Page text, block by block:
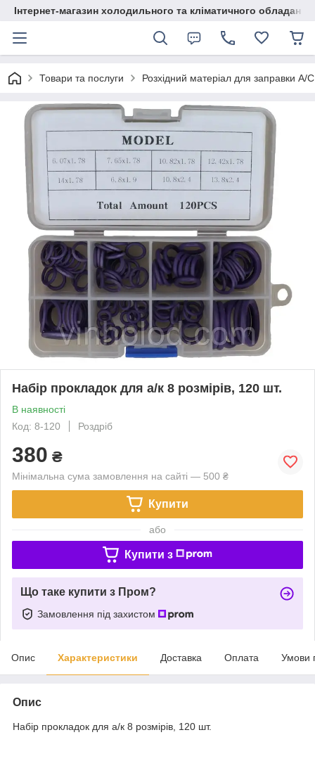
Інтернет-магазин холодильного та кліматичного обладання
Товари та послуги Розхідний матеріал для заправки А/С
Набір прокладок для а/к 8 розмірів, 120 шт.
В наявності
Код: 8-120
Роздріб
380 ₴
Мінімальна сума замовлення на сайті — 500 ₴
Купити
або
Купити з
Що таке купити з Пром?
Замовлення під захистом
Опис Характеристики Доставка Оплата Умови
Опис
Набір прокладок для а/к 8 розмірів, 120 шт.